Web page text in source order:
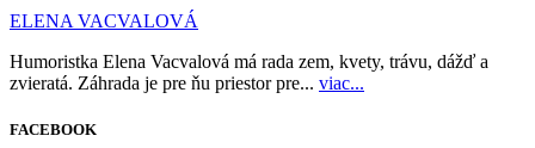
ELENA VACVALOVÁ
Humoristka Elena Vacvalová má rada zem, kvety, trávu, dážď a
zvieratá. Záhrada je pre ňu priestor pre... viac...
FACEBOOK